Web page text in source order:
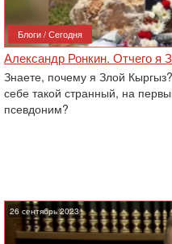
Блоги / Сегодня
Александр Ронкин. Отчего я
Знаете, почему я Злой
себе такой странный, на
псевдоним?
26 сентябрь 2023